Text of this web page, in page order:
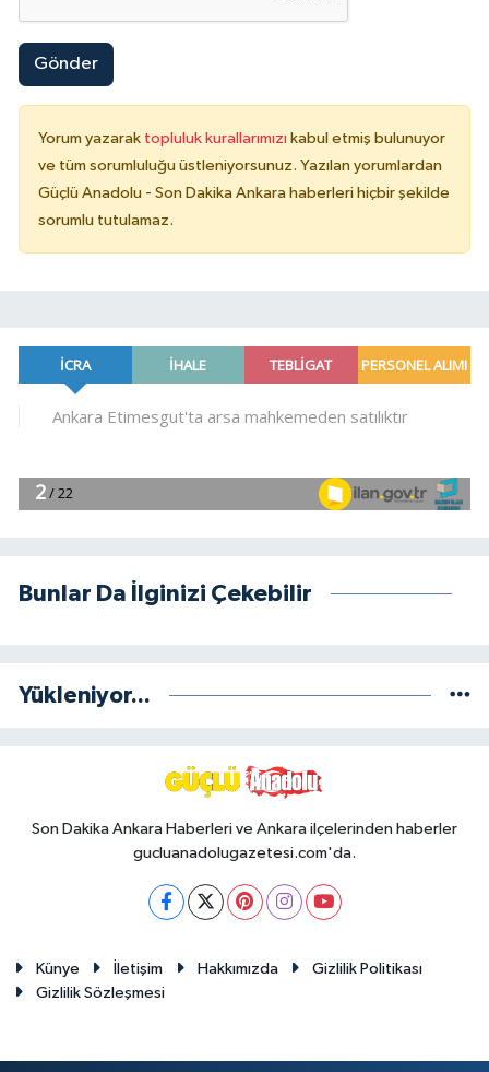
Gönder
Yorum yazarak topluluk kurallarımızı kabul etmiş bulunuyor
ve tüm sorumluluğu üstleniyorsunuz. Yazılan yorumlardan
Güçlü Anadolu - Son Dakika Ankara haberleri hiçbir şekilde
sorumlu tutulamaz.
Bunlar Da İlginizi Çekebilir
Yükleniyor...
Son Dakika Ankara Haberleri ve Ankara ilçelerinden haberler
gucluanadolugazetesi.com'da.
Künye İletişim Hakkımızda
Gizlilik Politikası
Gizlilik Sözleşmesi